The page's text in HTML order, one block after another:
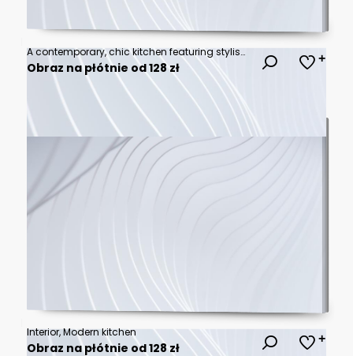
A contemporary, chic kitchen featuring stylish black and white cabinets, golden fixtures, and marble tiles.
Obraz na płótnie od 128 zł
Interior, Modern kitchen
Obraz na płótnie od 128 zł